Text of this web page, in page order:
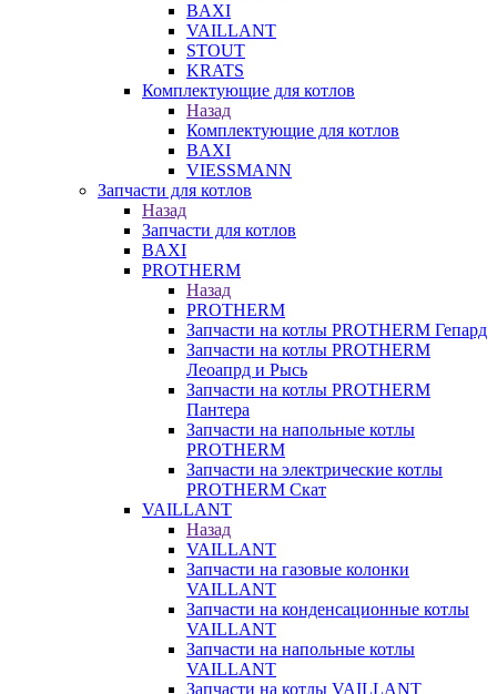
BAXI
VAILLANT
STOUT
KRATS
Комплектующие для котлов
Назад
Комплектующие для котлов
BAXI
VIESSMANN
Запчасти для котлов
Назад
Запчасти для котлов
BAXI
PROTHERM
Назад
PROTHERM
Запчасти на котлы PROTHERM Гепард
Запчасти на котлы PROTHERM
Леоапрд и Рысь
Запчасти на котлы PROTHERM
Пантера
Запчасти на напольные котлы
PROTHERM
Запчасти на электрические котлы
PROTHERM Скат
VAILLANT
Назад
VAILLANT
Запчасти на газовые колонки
VAILLANT
Запчасти на конденсационные котлы
VAILLANT
Запчасти на напольные котлы
VAILLANT
Запчасти на котлы VAILLANT